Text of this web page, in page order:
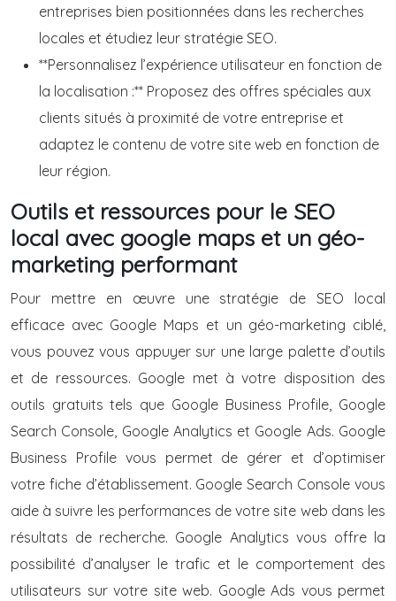
entreprises bien positionnées dans les recherches
locales et étudiez leur stratégie SEO.
**Personnalisez l’expérience utilisateur en fonction de
la localisation :** Proposez des offres spéciales aux
clients situés à proximité de votre entreprise et
adaptez le contenu de votre site web en fonction de
leur région.
Outils et ressources pour le SEO
local avec google maps et un géo-
marketing performant
Pour mettre en œuvre une stratégie de SEO local
efficace avec Google Maps et un géo-marketing ciblé,
vous pouvez vous appuyer sur une large palette d’outils
et de ressources. Google met à votre disposition des
outils gratuits tels que Google Business Profile, Google
Search Console, Google Analytics et Google Ads. Google
Business Profile vous permet de gérer et d’optimiser
votre fiche d’établissement. Google Search Console vous
aide à suivre les performances de votre site web dans les
résultats de recherche. Google Analytics vous offre la
possibilité d’analyser le trafic et le comportement des
utilisateurs sur votre site web. Google Ads vous permet